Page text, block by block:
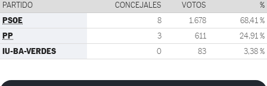
PARTIDO CONCEJALES VOTOS %
PSOE 8 1.678 68,41 %
PP 3 611 24,91 %
IU-BA-VERDES 0 83 3,38 %